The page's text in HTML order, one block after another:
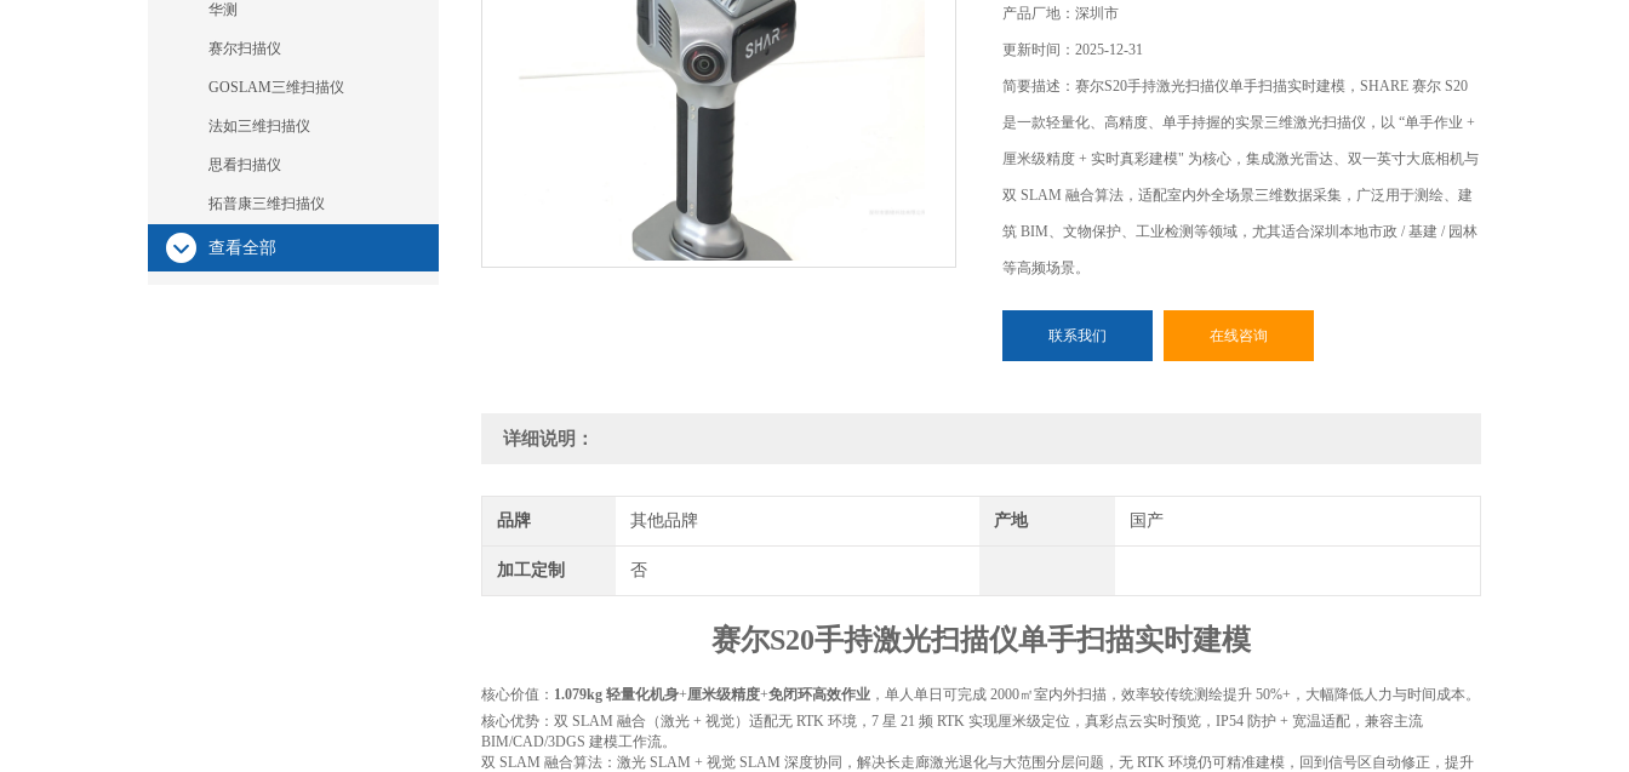
华测
赛尔扫描仪
GOSLAM三维扫描仪
法如三维扫描仪
思看扫描仪
拓普康三维扫描仪
查看全部
产品厂地：深圳市
更新时间：2025-12-31
简要描述：赛尔S20手持激光扫描仪单手扫描实时建模，SHARE 赛尔 S20
是一款轻量化、高精度、单手持握的实景三维激光扫描仪，以 “单手作业 +
厘米级精度 + 实时真彩建模" 为核心，集成激光雷达、双一英寸大底相机与
双 SLAM 融合算法，适配室内外全场景三维数据采集，广泛用于测绘、建
筑 BIM、文物保护、工业检测等领域，尤其适合深圳本地市政 / 基建 / 园林
等高频场景。
联系我们 在线咨询
详细说明：
品牌 其他品牌 产地 国产
加工定制 否
赛尔S20手持激光扫描仪单手扫描实时建模
核心价值： 1.079kg 轻量化机身+厘米级精度+免闭环高效作业 ，单人单日可完成 2000㎡室内外扫描，效率较传统测绘提升 50%+，大幅降低人力与时间成本。
核心优势：双 SLAM 融合（激光 + 视觉）适配无 RTK 环境，7 星 21 频 RTK 实现厘米级定位，真彩点云实时预览，IP54 防护 + 宽温适配，兼容主流
BIM/CAD/3DGS 建模工作流。
双 SLAM 融合算法：激光 SLAM + 视觉 SLAM 深度协同，解决长走廊激光退化与大范围分层问题，无 RTK 环境仍可精准建模，回到信号区自动修正，提升